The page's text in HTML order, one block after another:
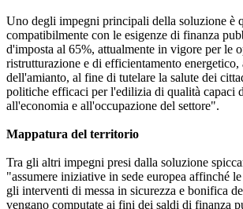
Uno degli impegni principali della soluzione è
compatibilmente con le esigenze di finanza
d'imposta al 65%, attualmente in vigore per le
ristrutturazione e di efficientamento
dell'amianto, al fine di tutelare la salute dei
politiche efficaci per l'edilizia di qualità capaci
all'economia e all'occupazione del settore".
Mappatura del territorio
Tra gli altri impegni presi dalla soluzione
"assumere iniziative in sede europea affinché
gli interventi di messa in sicurezza e bonifica
vengano computate ai fini dei saldi di finanza